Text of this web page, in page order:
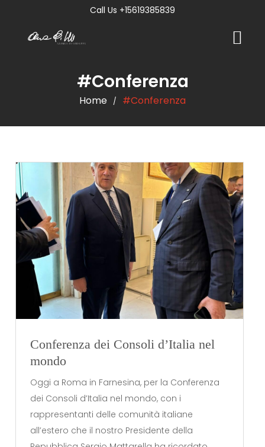
Call Us +15619385839
#Conferenza
Home / #Conferenza
Conferenza dei Consoli d’Italia nel
mondo
Oggi a Roma in Farnesina, per la Conferenza
dei Consoli d’Italia nel mondo, con i
rappresentanti delle comunità italiane
all’estero che il nostro Presidente della